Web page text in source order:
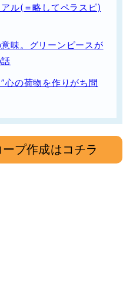
ル(＝略してペラスピ)
意味。グリーンピースが
心の荷物を作りがち問
プ作成はコチラ